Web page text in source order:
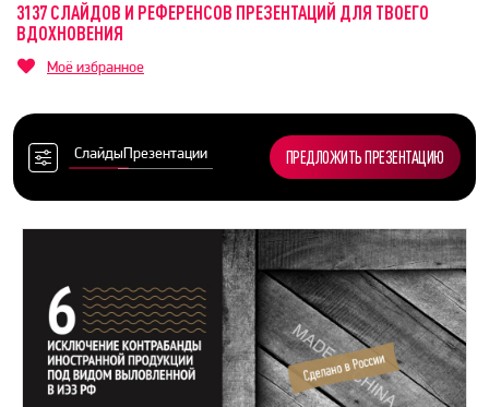
3137 СЛАЙДОВ И РЕФЕРЕНСОВ ПРЕЗЕНТАЦИЙ ДЛЯ ТВОЕГО
ВДОХНОВЕНИЯ
Моё избранное
СлайдыПрезентации ПРЕДЛОЖИТЬ ПРЕЗЕНТАЦИЮ